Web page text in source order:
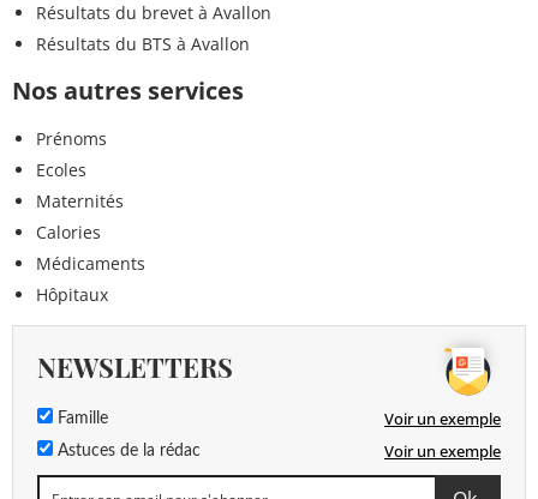
Résultats du brevet à Avallon
Résultats du BTS à Avallon
Nos autres services
Prénoms
Ecoles
Maternités
Calories
Médicaments
Hôpitaux
NEWSLETTERS
Famille Voir un exemple
Astuces de la rédac Voir un exemple